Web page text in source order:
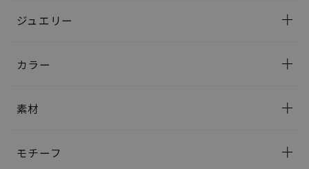
ジュエリー
カラー
素材
モチーフ